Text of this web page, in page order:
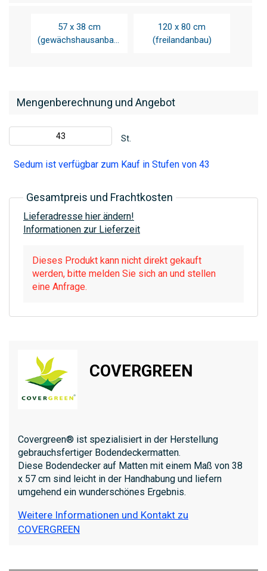
Mengenberechnung und Angebot
St.
Sedum ist verfügbar zum Kauf in Stufen von 43
Gesamtpreis und Frachtkosten
Lieferadresse hier ändern!
Informationen zur Lieferzeit
Dieses Produkt kann nicht direkt gekauft
werden, bitte melden Sie sich an und stellen
eine Anfrage.
COVERGREEN
Covergreen® ist spezialisiert in der Herstellung
gebrauchsfertiger Bodendeckermatten.
Diese Bodendecker auf Matten mit einem Maß von 38
x 57 cm sind leicht in der Handhabung und liefern
umgehend ein wunderschönes Ergebnis.
Weitere Informationen und Kontakt zu
COVERGREEN
57 x 38 cm
(gewächshausanbau)
120 x 80 cm
(freilandanbau)